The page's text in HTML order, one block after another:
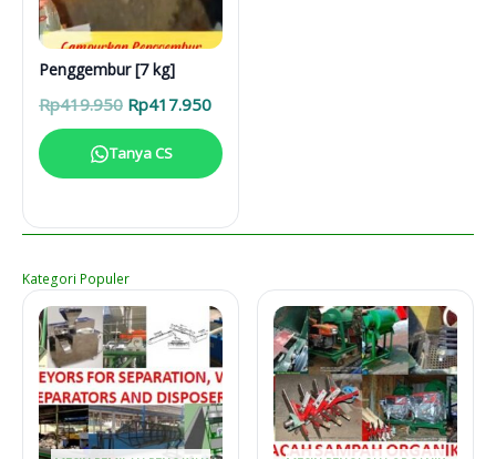
Penggembur [7 kg]
Rp419.950 Harga
aslinya
adalah:
Rp419.950.
Rp417.950Harga
ini
adalah:
Tanya CS
Kategori Populer